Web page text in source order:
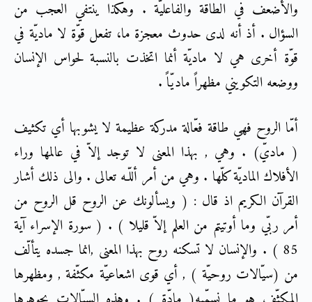
والأضعف في الطاقة والفاعليّة . وهكذا ينتفي العجب من
السؤال . أذ أنه لدى حدوث معجزة ما، تفعل قوّة لا ماديّة في
قوّة أخرى هي لا ماديّة أنما اتخذت بالنسبة لحواس الإنسان
ووضعه التكويني مظهراً ماديّاً .
أمّا الروح فهي طاقة فعّالة مدركة عظيمة لا يشوبها أي تكثيف
( ماديّ) . وهي , بهذا المعنى لا توجد إلاّ في عالمها وراء
الأفلاك الماديّة كلّها . وهي من أمر أللّـه تعالى . والى ذلك أشار
القرآن الكريم اذ قال : ( ويسألونك عن الروح قل الروح من
أمر ربّي وما أوتيتم من العلم إلاّ قليلا ) . ( سورة الإسراء آية
85 ) . والإنسان لا تسكنه روح بهذا المعنى ,انما جسده يتألّف
من (سيّالات روحيّة ) , أي قوى اشعاعيّة مكثّفة , ومظهرها